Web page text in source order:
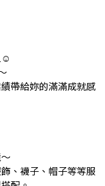
☺️
帶給妳的滿滿成就感
、襪子、帽子等等服